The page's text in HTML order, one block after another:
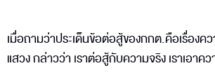
เมื่อถามว่าประเด็นข้อต่อสู้ของกกต.คือเรื่องค
แสวง กล่าวว่า เราต่อสู้กับความจริง เราเอาค